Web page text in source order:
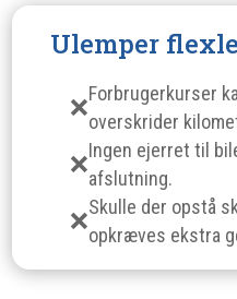
Ulemper
Forbrugerkurser
overskrider
Ingen ejerret til
afslutning.
Skulle der opstå
opkræves ekstra